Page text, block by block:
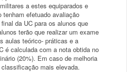
a estes equiparados e
tenham efetuado avaliação
da UC para os alunos que
terão que realizar um exame
aulas teórico- práticas e a
é calculada com a nota obtida no
(20%). Em caso de melhoria
mais elevada.